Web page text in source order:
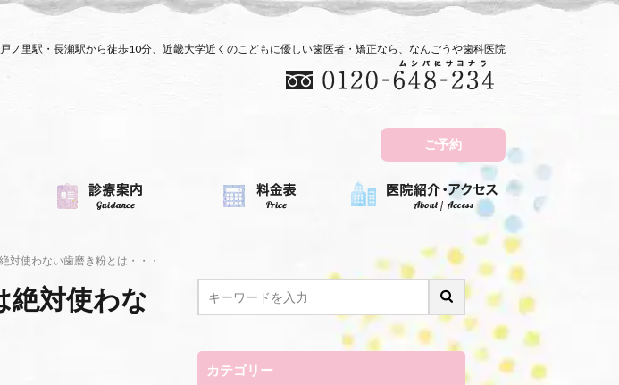
ノ里駅・長瀬駅から徒歩10分、近畿大学近くのこどもに優しい歯医者・矯正なら、なんごうや歯科医院
ご予約
対使わない歯磨き粉とは・・・
絶対使わな
カテゴリー